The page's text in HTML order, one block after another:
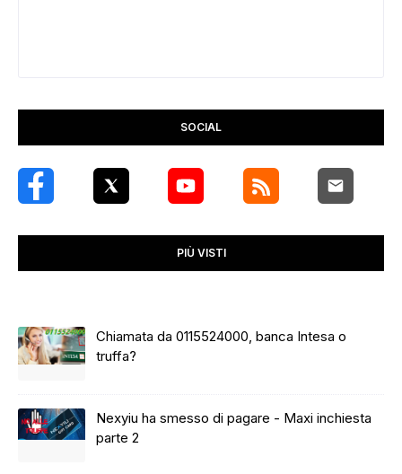
SOCIAL
PIÙ VISTI
Chiamata da 0115524000, banca Intesa o
truffa?
Nexyiu ha smesso di pagare - Maxi inchiesta
parte 2